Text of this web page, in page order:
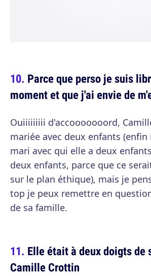
Parce que perso je suis
moment et que j'ai envie de
Ouiiiiiiiii d'accooooooord,
mariée avec deux enfants (enfin
mari avec qui elle a deux
deux enfants, parce que ce
sur le plan éthique), mais je
top je peux remettre en
de sa famille.
Elle était à deux doigts de
Camille Crottin